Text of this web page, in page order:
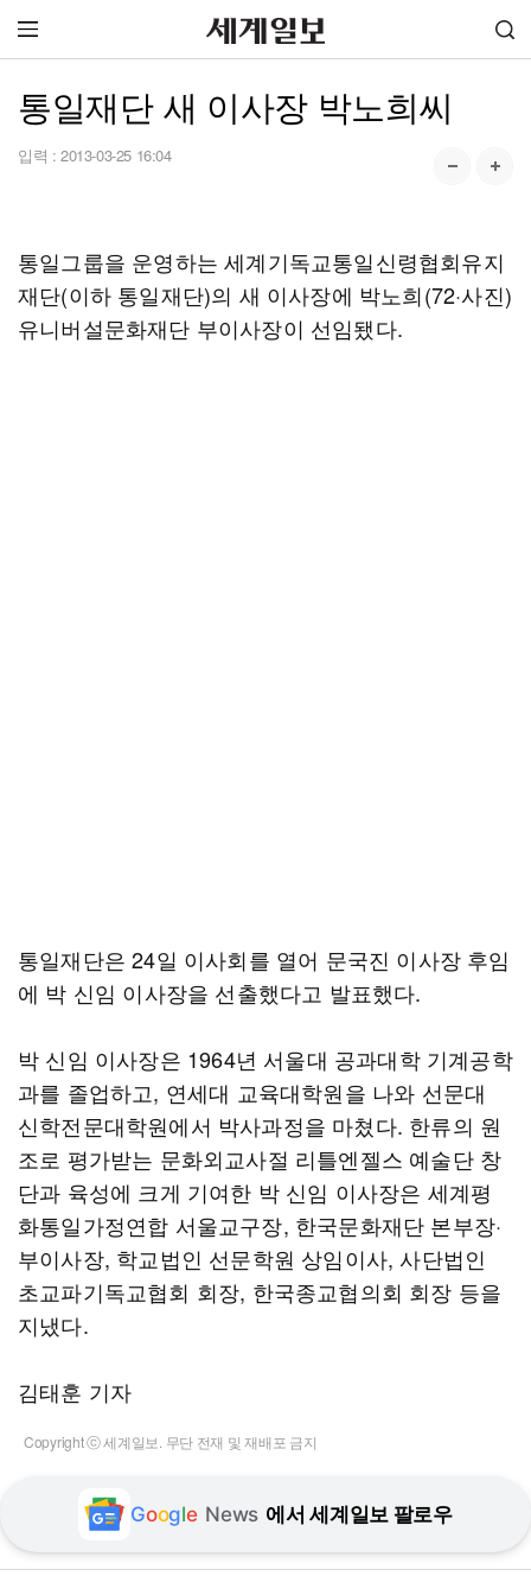
통일재단 새 이사장 박노희씨
입력 : 2013-03-25 16:04
통일그룹을 운영하는 세계기독교통일신령협회유지
재단(이하 통일재단)의 새 이사장에 박노희(72·사진)
유니버설문화재단 부이사장이 선임됐다.
통일재단은 24일 이사회를 열어 문국진 이사장 후임
에 박 신임 이사장을 선출했다고 발표했다.
박 신임 이사장은 1964년 서울대 공과대학 기계공학
과를 졸업하고, 연세대 교육대학원을 나와 선문대
신학전문대학원에서 박사과정을 마쳤다. 한류의 원
조로 평가받는 문화외교사절 리틀엔젤스 예술단 창
단과 육성에 크게 기여한 박 신임 이사장은 세계평
화통일가정연합 서울교구장, 한국문화재단 본부장·
부이사장, 학교법인 선문학원 상임이사, 사단법인
초교파기독교협회 회장, 한국종교협의회 회장 등을
지냈다.
김태훈 기자
Copyright ⓒ 세계일보. 무단 전재 및 재배포 금지
Google News 에서 세계일보 팔로우